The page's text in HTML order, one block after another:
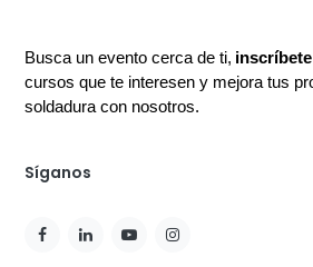
Busca un evento cerca de ti,
cursos que te interesen y mejora tus
soldadura con nosotros.
Síganos